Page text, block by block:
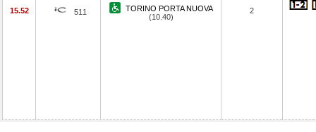
15.52 511
TORINO PORTA NUOVA
(10.40)
2